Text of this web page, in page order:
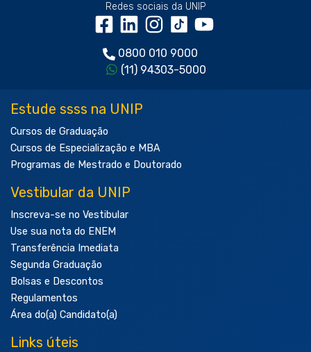
Redes sociais da UNIP
0800 010 9000
(11) 94303-5000
Estude ssss na UNIP
Cursos de Graduação
Cursos de Especialização e MBA
Programas de Mestrado e Doutorado
Vestibular da UNIP
Inscreva-se no Vestibular
Use sua nota do ENEM
Transferência Imediata
Segunda Graduação
Bolsas e Descontos
Regulamentos
Área do(a) Candidato(a)
Links úteis